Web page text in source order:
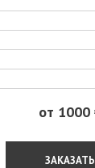
от 1000
ЗАКАЗАТЬ